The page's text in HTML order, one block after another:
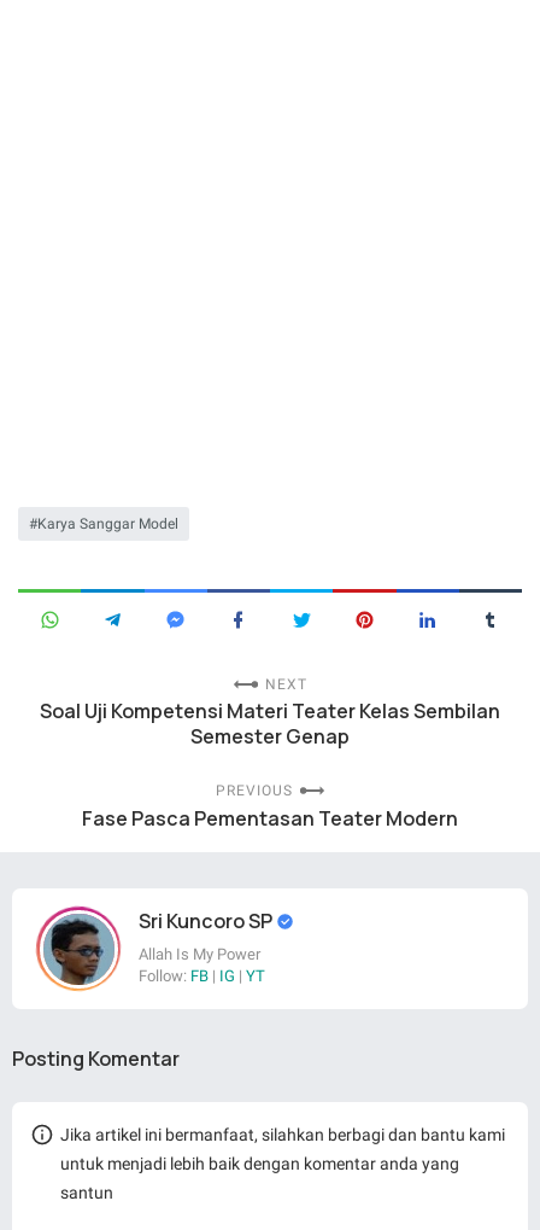
Karya Sanggar Model
NEXT
Soal Uji Kompetensi Materi Teater Kelas Sembilan
Semester Genap
PREVIOUS
Fase Pasca Pementasan Teater Modern
Sri Kuncoro SP
Allah Is My Power
Follow: FB | IG | YT
Posting Komentar
Jika artikel ini bermanfaat, silahkan berbagi dan bantu kami
untuk menjadi lebih baik dengan komentar anda yang
santun